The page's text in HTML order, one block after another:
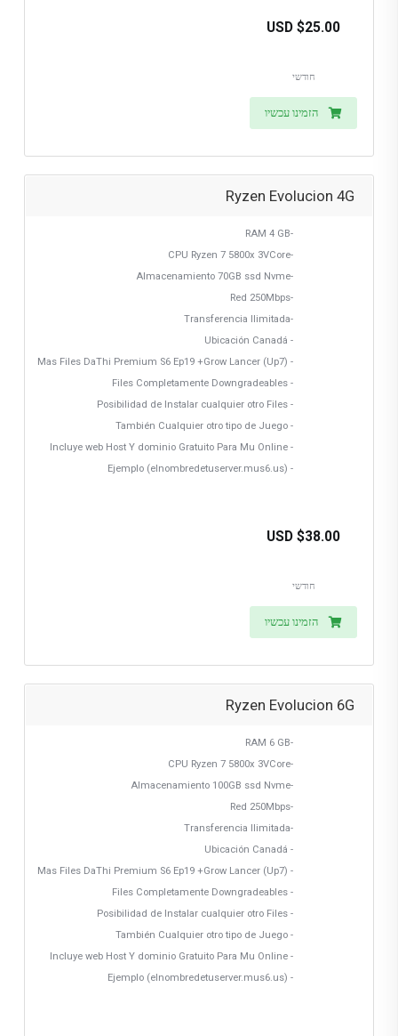
$25.00 USD
חודשי
הזמינו עכשיו
Ryzen Evolucion 4G
-RAM 4 GB
-CPU Ryzen 7 5800x 3VCore
-Almacenamiento 70GB ssd Nvme
-Red 250Mbps
-Transferencia Ilimitada
- Ubicación Canadá
- Mas Files DaThi Premium S6 Ep19 +Grow Lancer (Up7)
- Files Completamente Downgradeables
- Posibilidad de Instalar cualquier otro Files
- También Cualquier otro tipo de Juego
- Incluye web Host Y dominio Gratuito Para Mu Online
- Ejemplo (elnombredetuserver.mus6.us)
$38.00 USD
חודשי
הזמינו עכשיו
Ryzen Evolucion 6G
-RAM 6 GB
-CPU Ryzen 7 5800x 3VCore
-Almacenamiento 100GB ssd Nvme
-Red 250Mbps
-Transferencia Ilimitada
- Ubicación Canadá
- Mas Files DaThi Premium S6 Ep19 +Grow Lancer (Up7)
- Files Completamente Downgradeables
- Posibilidad de Instalar cualquier otro Files
- También Cualquier otro tipo de Juego
- Incluye web Host Y dominio Gratuito Para Mu Online
- Ejemplo (elnombredetuserver.mus6.us)